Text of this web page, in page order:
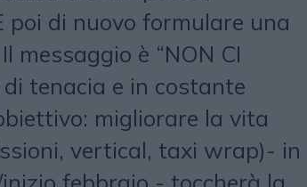
poi di nuovo formulare una
messaggio è “NON CI
di tenacia e in costante
migliorare la vita
vertical, taxi wrap)- in